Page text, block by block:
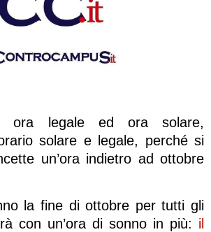
ora legale ed ora solare,
solare e legale, perché si
un’ora indietro ad ottobre
la fine di ottobre per tutti gli
con un’ora di sonno in più: il